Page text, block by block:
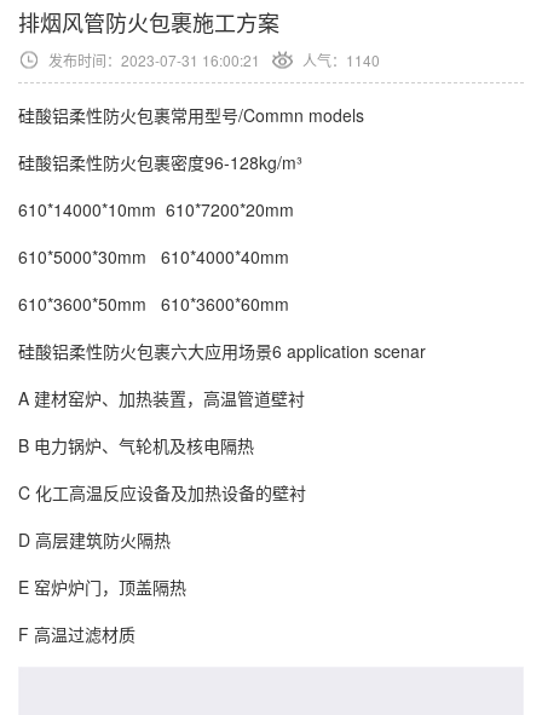
排烟风管防火包裹施工方案
发布时间：2023-07-31 16:00:21 人气： 1140
硅酸铝柔性防火包裹常用型号/Commn models
硅酸铝柔性防火包裹密度96-128kg/m³
610*14000*10mm 610*7200*20mm
610*5000*30mm 610*4000*40mm
610*3600*50mm 610*3600*60mm
硅酸铝柔性防火包裹六大应用场景6 application scenar
A 建材窑炉、加热装置，高温管道壁衬
B 电力锅炉、气轮机及核电隔热
C 化工高温反应设备及加热设备的壁衬
D 高层建筑防火隔热
E 窑炉炉门，顶盖隔热
F 高温过滤材质